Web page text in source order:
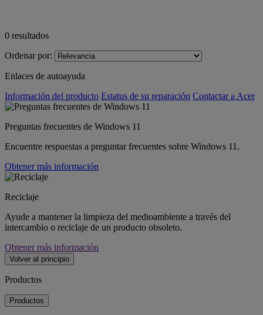
0 resultados
Ordenar por:
Enlaces de autoayuda
Información del producto Estatus de su reparación Contactar a Acer
Preguntas frecuentes de Windows 11
Encuentre respuestas a preguntar frecuentes sobre Windows 11.
Obtener más información
Reciclaje
Ayude a mantener la limpieza del medioambiente a través del
intercambio o reciclaje de un producto obsoleto.
Obtener más información
Volver al principio
Productos
Productos